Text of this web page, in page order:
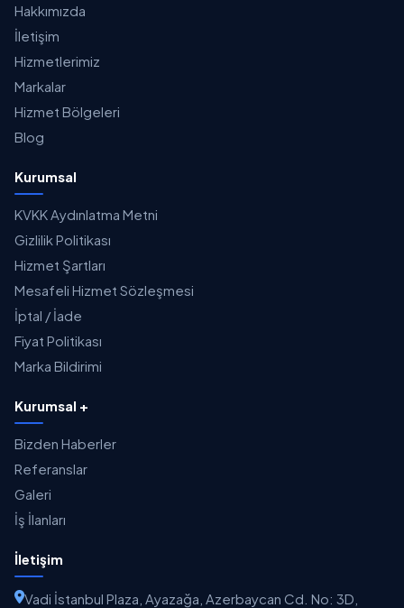
Hakkımızda
İletişim
Hizmetlerimiz
Markalar
Hizmet Bölgeleri
Blog
Kurumsal
KVKK Aydınlatma Metni
Gizlilik Politikası
Hizmet Şartları
Mesafeli Hizmet Sözleşmesi
İptal / İade
Fiyat Politikası
Marka Bildirimi
Kurumsal +
Bizden Haberler
Referanslar
Galeri
İş İlanları
İletişim
Vadi İstanbul Plaza, Ayazağa, Azerbaycan Cd. No: 3D,